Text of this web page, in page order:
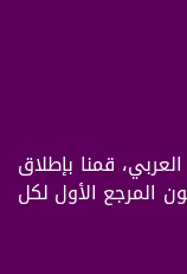
قمنا بإطلاق
في ابريل من العام 2020 ليكون المرجع الأول لكل